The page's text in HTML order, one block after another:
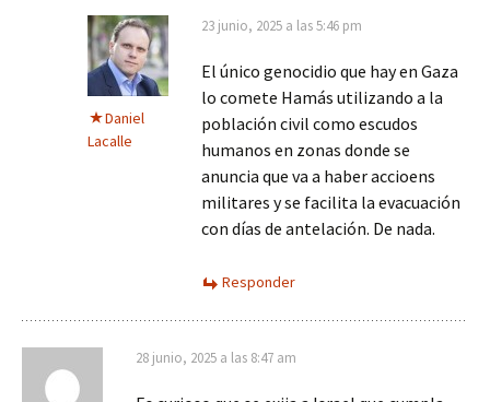
Daniel
Lacalle
23 junio, 2025 a las 5:46 pm
El único genocidio que hay en Gaza
lo comete Hamás utilizando a la
población civil como escudos
humanos en zonas donde se
anuncia que va a haber accioens
militares y se facilita la evacuación
con días de antelación. De nada.
Responder
28 junio, 2025 a las 8:47 am